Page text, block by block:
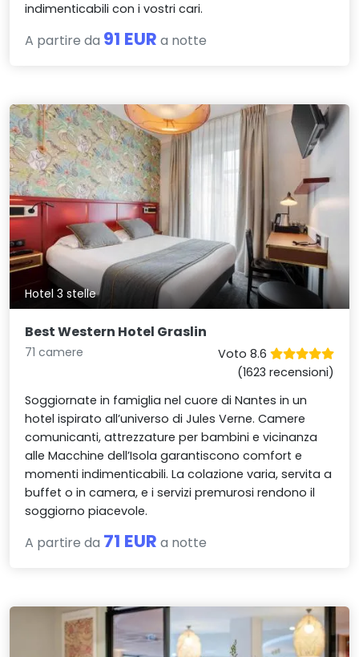
indimenticabili con i vostri cari.
A partire da 91 EUR a notte
Hotel 3 stelle
Best Western Hotel Graslin
71 camere
Voto 8.6
(1623 recensioni)
Soggiornate in famiglia nel cuore di Nantes in un
hotel ispirato all’universo di Jules Verne. Camere
comunicanti, attrezzature per bambini e vicinanza
alle Macchine dell’Isola garantiscono comfort e
momenti indimenticabili. La colazione varia, servita a
buffet o in camera, e i servizi premurosi rendono il
soggiorno piacevole.
A partire da 71 EUR a notte